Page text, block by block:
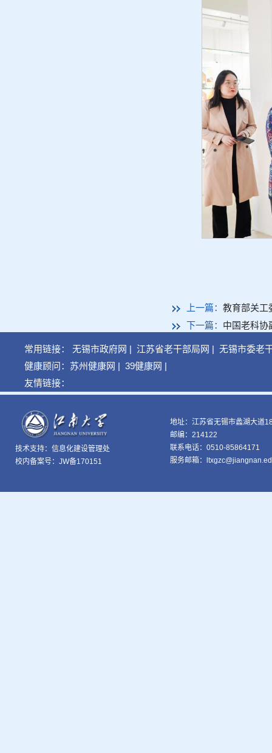
上一篇： 教育部关工
下一篇： 中国老科协
常用链接： 无锡市政府网 | 江苏省老干部局网 | 无锡市委老
健康顾问： 苏州健康网 | 39健康网 |
友情链接：
技术支持： 信息化建设管理处
校内备案号：JW备170151
地址：江苏省无锡市蠡湖大道
邮编：214122
联系电话：0510-85864171
服务邮箱：